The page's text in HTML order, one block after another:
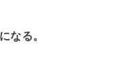
なる。